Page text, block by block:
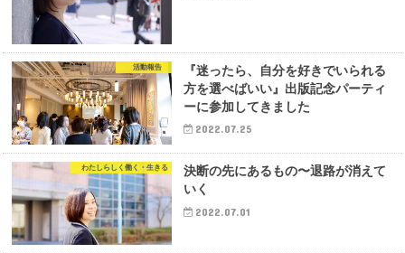
活動報告
『迷ったら、自分を好きでいられる
方を選べばいい』出版記念パーティ
ーに参加してきました
2022.07.25
わたしらしく働く・生きる
決断の先にあるもの〜退路が消えて
いく
2022.07.01